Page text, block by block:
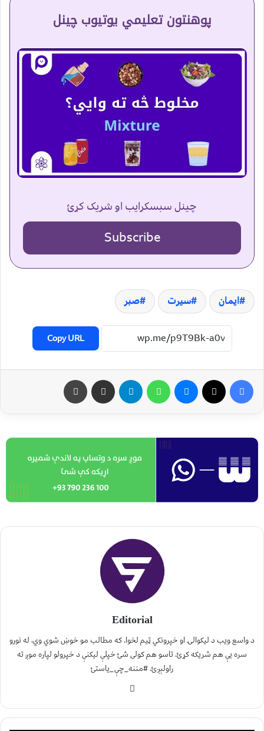
پوهنتون تعلیمي یوتیوب چینل
چینل سبسکرایب او شریک کړئ
Subscribe
ایمان سیرت صبر
Copy URL
Editorial
د واسع ویب د لیکوالۍ او خپرونکي ټیم لخوا. که مطالب مو خوښ شوي وي، له نورو
سره یې هم شریکه کړئ. تاسو هم کولی شئ خپلې لیکنې د خپرولو لپاره موږ ته
راولېږئ. #مننه_چې_یاستئ